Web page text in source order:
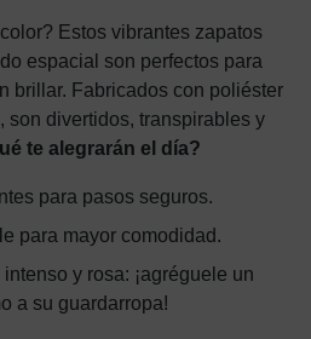
Estos vibrantes zapatos
espacial son perfectos para
brillar. Fabricados con poliéster
son divertidos, transpirables y
te alegrarán el día?
para pasos seguros.
para mayor comodidad.
y rosa: ¡agréguele un
a su guardarropa!